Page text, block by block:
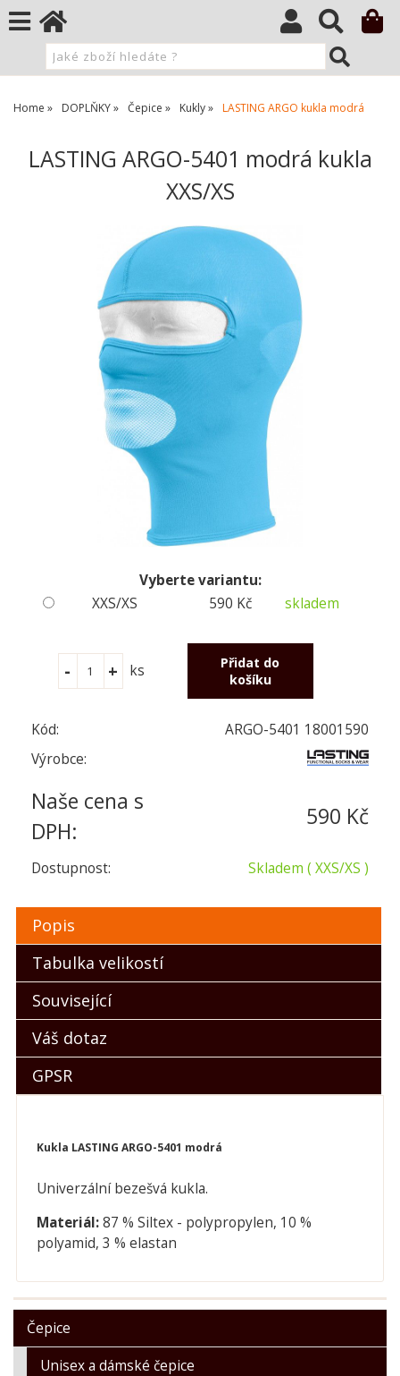
Home DOPLŇKY Čepice Kukly LASTING ARGO kukla modrá
LASTING ARGO-5401 modrá kukla
XXS/XS
Vyberte variantu:
XXS/XS
590 Kč skladem
ks
Kód:
ARGO-5401 18001590
Výrobce:
Naše cena s
DPH:
590 Kč
Dostupnost: Skladem ( XXS/XS )
Popis
Tabulka velikostí
Související
Váš dotaz
GPSR
Kukla LASTING ARGO-5401 modrá
Univerzální bezešvá kukla.
Materiál:87 % Siltex - polypropylen, 10 %
polyamid, 3 % elastan
Čepice
Unisex a dámské čepice